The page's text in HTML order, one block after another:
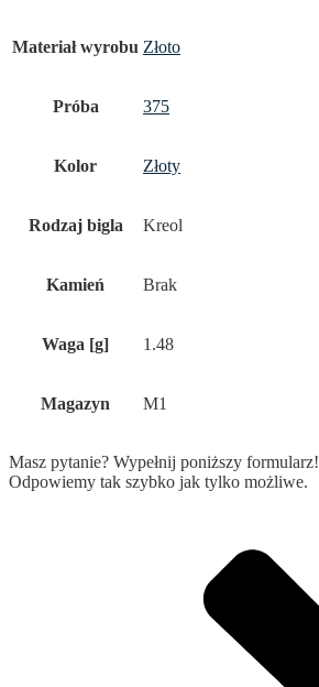
Materiał wyrobu Złoto
Próba 375
Kolor Złoty
Rodzaj bigla Kreol
Kamień Brak
Waga [g] 1.48
Magazyn M1
Masz pytanie? Wypełnij poniższy formularz!
Odpowiemy tak szybko jak tylko możliwe.